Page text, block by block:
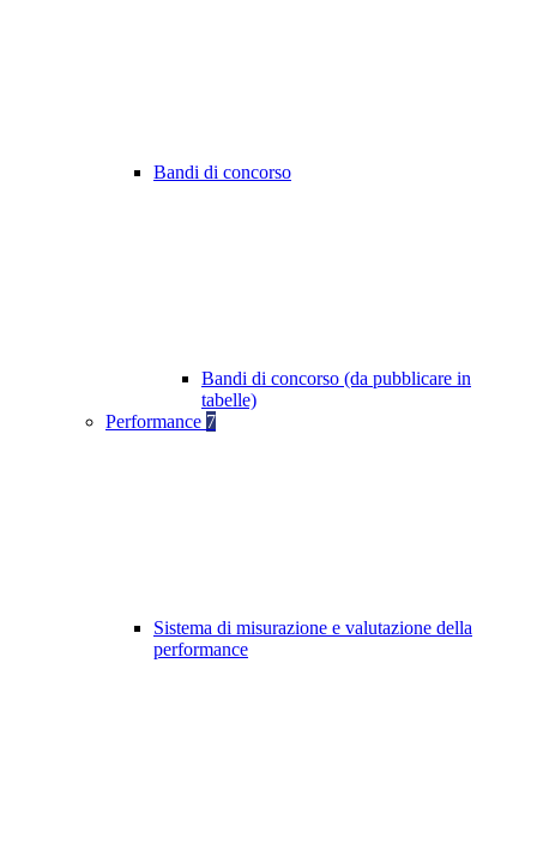
Bandi di concorso
Bandi di concorso (da pubblicare in
tabelle)
Performance 7
Sistema di misurazione e valutazione della
performance